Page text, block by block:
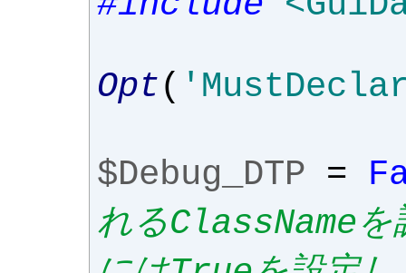
Opt(
$Debug_DTP =
れるClassNameを